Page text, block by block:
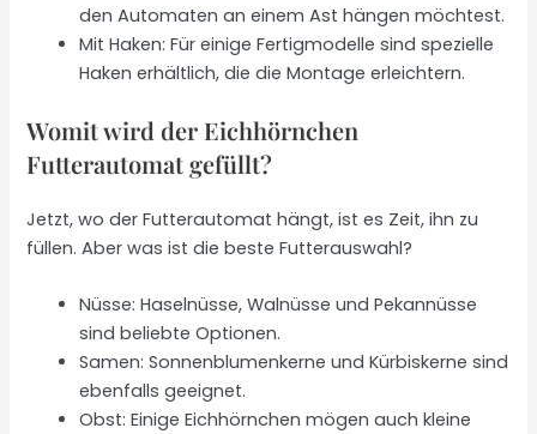
den Automaten an einem Ast hängen möchtest.
Mit Haken: Für einige Fertigmodelle sind spezielle
Haken erhältlich, die die Montage erleichtern.
Womit wird der Eichhörnchen
Futterautomat gefüllt?
Jetzt, wo der Futterautomat hängt, ist es Zeit, ihn zu
füllen. Aber was ist die beste Futterauswahl?
Nüsse: Haselnüsse, Walnüsse und Pekannüsse
sind beliebte Optionen.
Samen: Sonnenblumenkerne und Kürbiskerne sind
ebenfalls geeignet.
Obst: Einige Eichhörnchen mögen auch kleine